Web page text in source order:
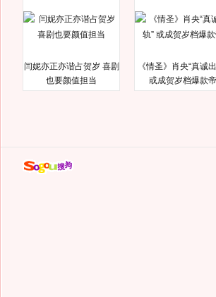
闫妮亦正亦谐占贺岁 喜剧
也要颜值担当
《情圣》肖央“真诚
或成贺岁档爆款帝